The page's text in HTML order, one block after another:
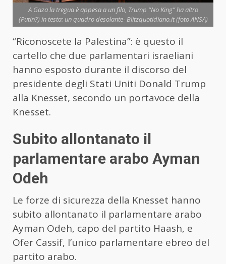
A Gaza la tregua è appesa a un filo, Trump “No King” ha altro
(Putin?) in testa: un quadro desolante- Blitzquotidiano.it (foto ANSA)
“Riconoscete la Palestina”: è questo il
cartello che due parlamentari israeliani
hanno esposto durante il discorso del
presidente degli Stati Uniti Donald Trump
alla Knesset, secondo un portavoce della
Knesset.
Subito allontanato il
parlamentare arabo Ayman
Odeh
Le forze di sicurezza della Knesset hanno
subito allontanato il parlamentare arabo
Ayman Odeh, capo del partito Haash, e
Ofer Cassif, l’unico parlamentare ebreo del
partito arabo.